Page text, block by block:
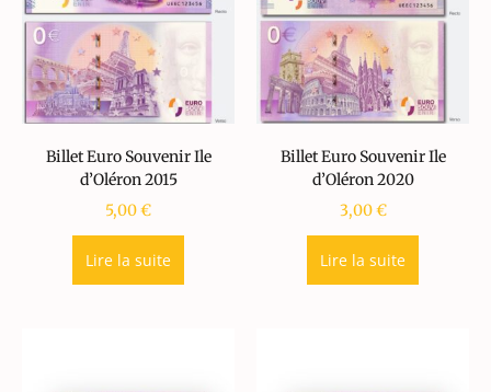
Billet Euro Souvenir Ile
d’Oléron 2015
5,00€
Lire la suite
Billet Euro Souvenir Ile
d’Oléron 2020
3,00€
Lire la suite